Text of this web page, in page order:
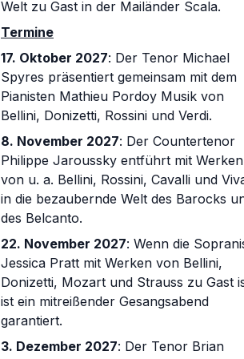
Welt zu Gast in der Mailänder Scala.
Termine
17. Oktober 2027: Der Tenor Michael
Spyres präsentiert gemeinsam mit dem
Pianisten Mathieu Pordoy Musik von
Bellini, Donizetti, Rossini und Verdi.
8. November 2027: Der Countertenor
Philippe Jaroussky entführt mit Werken
von u. a. Bellini, Rossini, Cavalli und
in die bezaubernde Welt des Barocks
des Belcanto.
22. November 2027: Wenn die
Jessica Pratt mit Werken von Bellini,
Donizetti, Mozart und Strauss zu Gast
ist ein mitreißender Gesangsabend
garantiert.
3. Dezember 2027: Der Tenor Brian